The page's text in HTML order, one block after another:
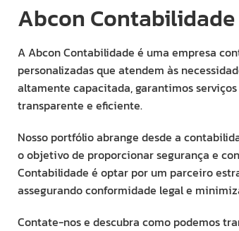
Abcon Contabilidade
A Abcon Contabilidade é uma empresa
personalizadas que atendem às
altamente capacitada, garantimos
transparente e eficiente.
Nosso portfólio abrange desde a
o objetivo de proporcionar segurança e
Contabilidade é optar por um parceiro
assegurando conformidade legal e
Contate-nos e descubra como podemos